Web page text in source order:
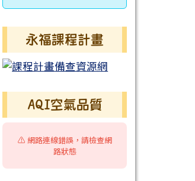
永福課程計畫
AQI空氣品質
⚠️ 網路連線錯誤，請檢查網
路狀態